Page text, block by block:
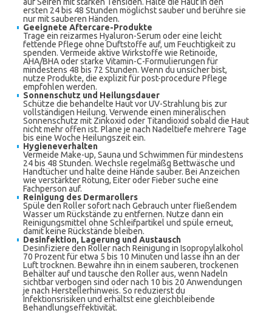
ersten 24 bis 48 Stunden möglichst sauber und berühre sie
nur mit sauberen Händen.
Geeignete Aftercare-Produkte
Trage ein reizarmes Hyaluron-Serum oder eine leicht
fettende Pflege ohne Duftstoffe auf, um Feuchtigkeit zu
spenden. Vermeide aktive Wirkstoffe wie Retinoide,
AHA/BHA oder starke Vitamin-C-Formulierungen für
mindestens 48 bis 72 Stunden. Wenn du unsicher bist,
nutze Produkte, die explizit für post-procedure Pflege
empfohlen werden.
Sonnenschutz und Heilungsdauer
Schütze die behandelte Haut vor UV-Strahlung bis zur
vollständigen Heilung. Verwende einen mineralischen
Sonnenschutz mit Zinkoxid oder Titandioxid sobald die Haut
nicht mehr offen ist. Plane je nach Nadeltiefe mehrere Tage
bis eine Woche Heilungszeit ein.
Hygieneverhalten
Vermeide Make-up, Sauna und Schwimmen für mindestens
24 bis 48 Stunden. Wechsle regelmäßg Bettwäsche und
Handtücher und halte deine Hände sauber. Bei Anzeichen
wie verstärkter Rötung, Eiter oder Fieber suche eine
Fachperson auf.
Reinigung des Dermarollers
Spüle den Roller sofort nach Gebrauch unter fließendem
Wasser um Rückstände zu entfernen. Nutze dann ein
Reinigungsmittel ohne Schleifpartikel und spüle erneut,
damit keine Rückstände bleiben.
Desinfektion, Lagerung und Austausch
Desinfiziere den Roller nach Reinigung in Isopropylalkohol
70 Prozent für etwa 5 bis 10 Minuten und lasse ihn an der
Luft trocknen. Bewahre ihn in einem sauberen, trockenen
Behälter auf und tausche den Roller aus, wenn Nadeln
sichtbar verbogen sind oder nach 10 bis 20 Anwendungen
je nach Herstellerhinweis. So reduzierst du
Infektionsrisiken und erhältst eine gleichbleibende
Behandlungseffektivität.